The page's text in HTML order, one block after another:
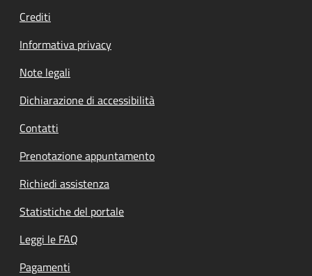
Crediti
Informativa privacy
Note legali
Dichiarazione di accessibilità
Contatti
Prenotazione appuntamento
Richiedi assistenza
Statistiche del portale
Leggi le FAQ
Pagamenti